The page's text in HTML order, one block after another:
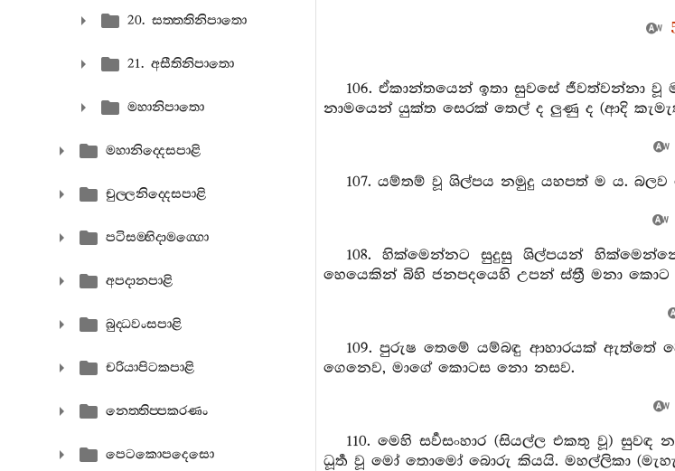
20. සත‍්තතිනිපාතො
21. අසීතිනිපාතො
මහානිපාතො
මහානිද‍්දෙසපාළි
චුල‍්ලනිද‍්දෙසපාළි
පටිසම‍්භිදාමග‍්ගො
අපදානපාළි
බුද‍්ධවංසපාළි
චරියාපිටකපාළි
නෙත‍්තිප‍්පකරණං
පෙටකොපදෙසො
106. ඒකාන්තයෙන් ඉතා සුවසේ ජීවත්වන්නා වූ
නාමයෙන් යුක්ත සෙරක් තෙල් ද ලුණු ද (ආදි
107. යම්තම් වූ ශිල්පය නමුදු යහපත් ම ය.
108. හික්මෙන්නට සුදුසු ශිල්පයන්
හෙයෙකින් බිහි ජනපදයෙහි උපන් ස්ත්‍රී මනා කොට
109. පුරුෂ තෙමේ යම්බඳු ආහාරයක් ඇත්තේ
ගෙනෙව, මාගේ කොටස නො නසව.
110. මෙහි සර්‍වසංහාර (සියල්ල එකතු වූ)
ධූර්‍ත වූ මෝ තොමෝ බොරු කියයි. මහල්ලිකා